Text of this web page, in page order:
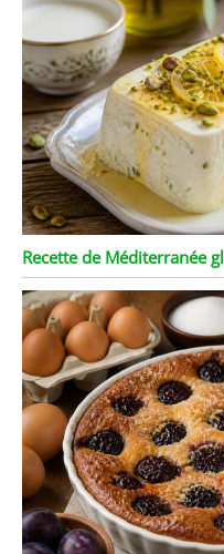
Recette de Méditerranée